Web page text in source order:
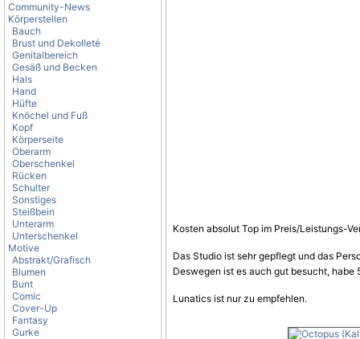
Community-News
Körperstellen
Bauch
Brust und Dekolleté
Genitalbereich
Gesäß und Becken
Hals
Hand
Hüfte
Knöchel und Fuß
Kopf
Körperseite
Oberarm
Oberschenkel
Rücken
Schulter
Sonstiges
Steißbein
Unterarm
Unterschenkel
Motive
Abstrakt/Grafisch
Blumen
Bunt
Comic
Cover-Up
Fantasy
Gurke
Kosten absolut Top im Preis/Leistungs-
Das Studio ist sehr gepflegt und das
Deswegen ist es auch gut besucht, habe
Lunatics ist nur zu empfehlen.